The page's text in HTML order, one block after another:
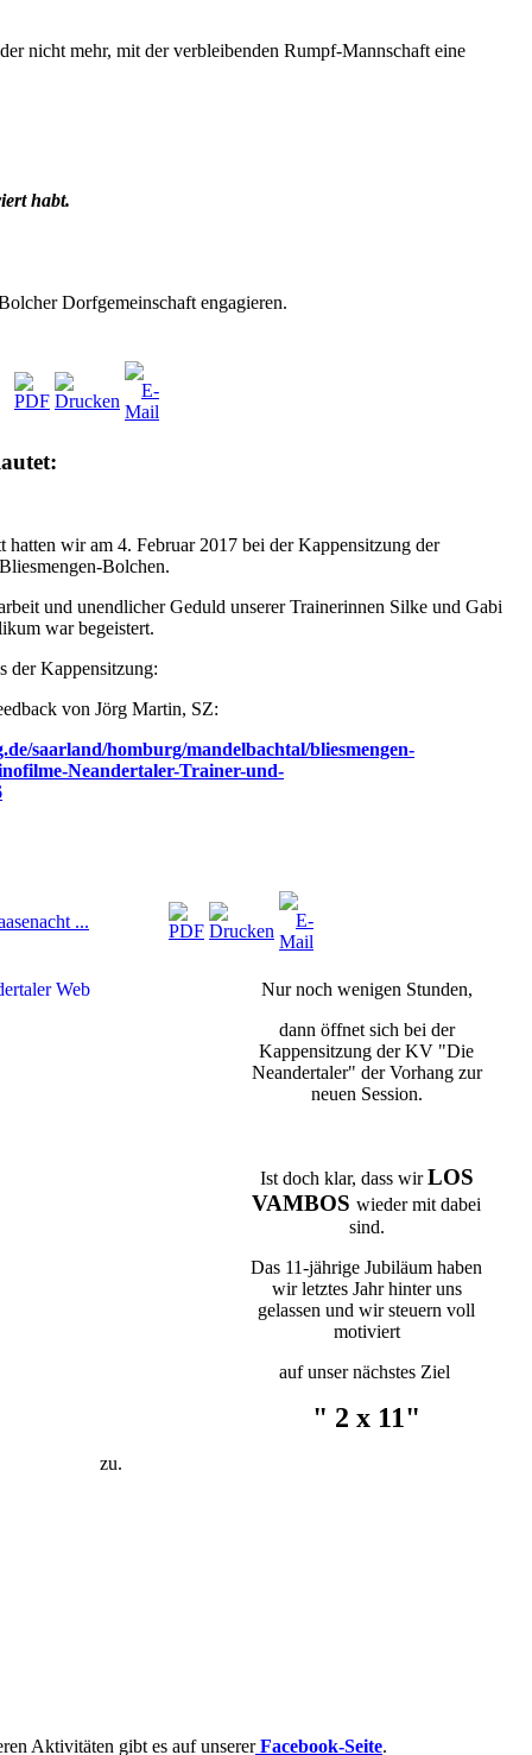
nicht mehr, mit der verbleibenden Rumpf-Mannschaft eine
habt.
Dorfgemeinschaft engagieren.
wir am 4. Februar 2017 bei der Kappensitzung der
Bolchen.
und unendlicher Geduld unserer Trainerinnen Silke und Gabi
war begeistert.
der Kappensitzung:
von Jörg Martin, SZ:
saarland/homburg/mandelbachtal/bliesmengen-
Neandertaler-Trainer-und-
...
Nur noch wenigen Stunden,
dann öffnet sich bei der
Kappensitzung der KV "Die
Neandertaler" der Vorhang zur
neuen Session.
Ist doch klar, dass wirLOS
VAMBOS wieder mit dabei
sind.
Das 11-jährige Jubiläum haben
wir letztes Jahr hinter uns
gelassen und wir steuern voll
motiviert
auf unser nächstes Ziel
" 2 x 11"
zu.
Aktivitäten gibt es auf unserer Facebook-Seite.